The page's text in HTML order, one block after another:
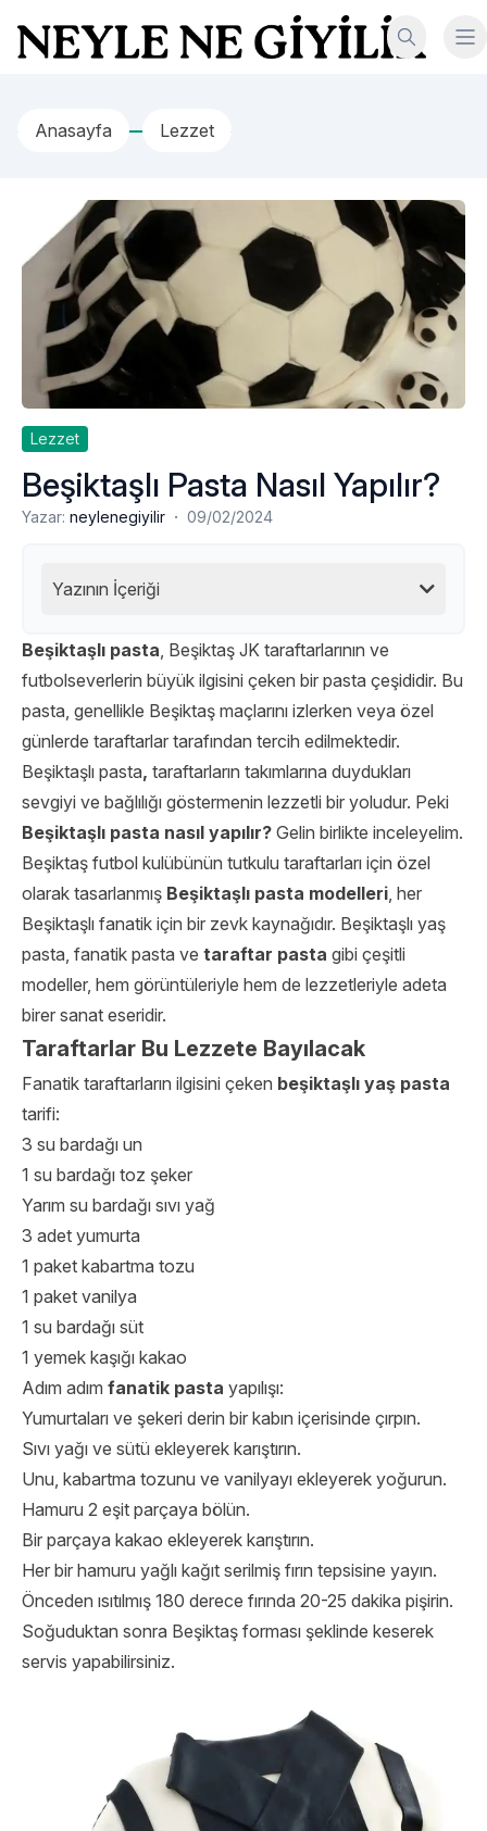
Neyle Ne Giyilir
Anasayfa Lezzet
Lezzet
Beşiktaşlı Pasta Nasıl Yapılır?
Yazar: neylenegiyilir · 09/02/2024
Yazının İçeriği
Beşiktaşlı pasta, Beşiktaş JK taraftarlarının ve
futbolseverlerin büyük ilgisini çeken bir pasta çeşididir. Bu
pasta, genellikle Beşiktaş maçlarını izlerken veya özel
günlerde taraftarlar tarafından tercih edilmektedir.
Beşiktaşlı pasta, taraftarların takımlarına duydukları
sevgiyi ve bağlılığı göstermenin lezzetli bir yoludur. Peki
Beşiktaşlı pasta nasıl yapılır? Gelin birlikte inceleyelim.
Beşiktaş futbol kulübünün tutkulu taraftarları için özel
olarak tasarlanmış Beşiktaşlı pasta modelleri, her
Beşiktaşlı fanatik için bir zevk kaynağıdır. Beşiktaşlı yaş
pasta, fanatik pasta ve taraftar pasta gibi çeşitli
modeller, hem görüntüleriyle hem de lezzetleriyle adeta
birer sanat eseridir.
Taraftarlar Bu Lezzete Bayılacak
Fanatik taraftarların ilgisini çeken beşiktaşlı yaş pasta
tarifi:
3 su bardağı un
1 su bardağı toz şeker
Yarım su bardağı sıvı yağ
3 adet yumurta
1 paket kabartma tozu
1 paket vanilya
1 su bardağı süt
1 yemek kaşığı kakao
Adım adım fanatik pasta yapılışı:
Yumurtaları ve şekeri derin bir kabın içerisinde çırpın.
Sıvı yağı ve sütü ekleyerek karıştırın.
Unu, kabartma tozunu ve vanilyayı ekleyerek yoğurun.
Hamuru 2 eşit parçaya bölün.
Bir parçaya kakao ekleyerek karıştırın.
Her bir hamuru yağlı kağıt serilmiş fırın tepsisine yayın.
Önceden ısıtılmış 180 derece fırında 20-25 dakika pişirin.
Soğuduktan sonra Beşiktaş forması şeklinde keserek
servis yapabilirsiniz.